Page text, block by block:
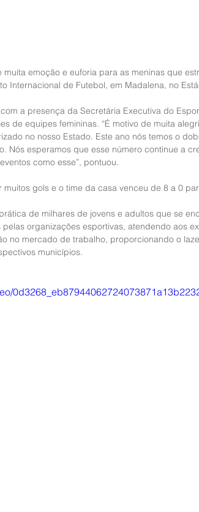
emoção e euforia para as meninas que
Internacional de Futebol, em Madalena, no
a presença da Secretária Executiva do
de equipes femininas. “É motivo de muita
no nosso Estado. Este ano nós temos o
Nós esperamos que esse número continue a
como esse”, pontuou.
gols e o time da casa venceu de 8 a 0
de milhares de jovens e adultos que se
organizações esportivas, atendendo aos
no mercado de trabalho, proporcionando o
municípios.